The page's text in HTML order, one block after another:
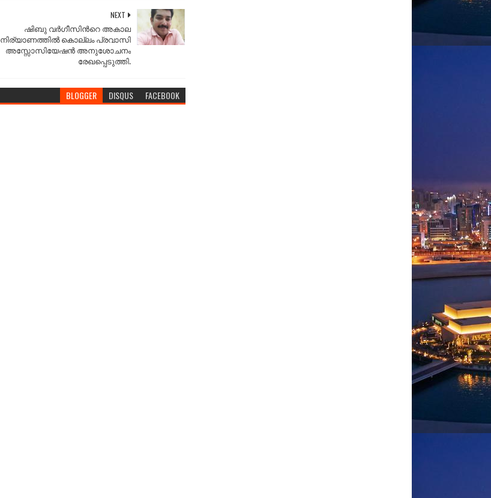
NEXT
ഷിബു വര്‍ഗീസിന്‍റെ അകാല
നിര്യാണത്തില്‍ കൊല്ലം പ്രവാസി
അസ്സോസിയേഷന്‍ അനുശോചനം
രേഖപ്പെടുത്തി.
BLOGGER DISQUS FACEBOOK